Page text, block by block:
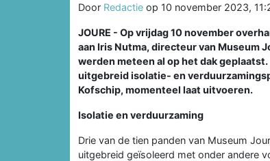
Door Redactie op 10 november 2023,
JOURE - Op vrijdag 10 november
aan Iris Nutma, directeur van Museum
werden meteen al op het dak
uitgebreid isolatie- en
Kofschip, momenteel laat uitvoeren.
Isolatie en verduurzaming
Drie van de tien panden van Museum
uitgebreid geïsoleerd met onder andere